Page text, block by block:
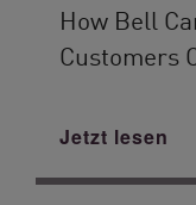
How Bell
Customers
Jetzt lesen